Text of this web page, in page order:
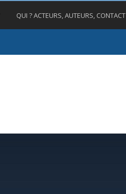
QUI ? ACTEURS, AUTEURS, CONTACT